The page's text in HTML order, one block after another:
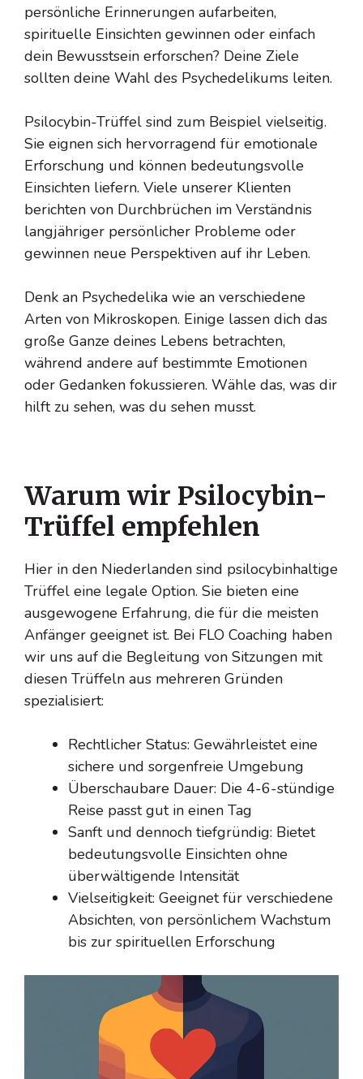
persönliche Erinnerungen aufarbeiten,
spirituelle Einsichten gewinnen oder einfach
dein Bewusstsein erforschen? Deine Ziele
sollten deine Wahl des Psychedelikums leiten.
Psilocybin-Trüffel sind zum Beispiel vielseitig.
Sie eignen sich hervorragend für emotionale
Erforschung und können bedeutungsvolle
Einsichten liefern. Viele unserer Klienten
berichten von Durchbrüchen im Verständnis
langjähriger persönlicher Probleme oder
gewinnen neue Perspektiven auf ihr Leben.
Denk an Psychedelika wie an verschiedene
Arten von Mikroskopen. Einige lassen dich das
große Ganze deines Lebens betrachten,
während andere auf bestimmte Emotionen
oder Gedanken fokussieren. Wähle das, was dir
hilft zu sehen, was du sehen musst.
Warum wir Psilocybin-
Trüffel empfehlen
Hier in den Niederlanden sind psilocybinhaltige
Trüffel eine legale Option. Sie bieten eine
ausgewogene Erfahrung, die für die meisten
Anfänger geeignet ist. Bei FLO Coaching haben
wir uns auf die Begleitung von Sitzungen mit
diesen Trüffeln aus mehreren Gründen
spezialisiert:
Rechtlicher Status: Gewährleistet eine
sichere und sorgenfreie Umgebung
Überschaubare Dauer: Die 4-6-stündige
Reise passt gut in einen Tag
Sanft und dennoch tiefgründig: Bietet
bedeutungsvolle Einsichten ohne
überwältigende Intensität
Vielseitigkeit: Geeignet für verschiedene
Absichten, von persönlichem Wachstum
bis zur spirituellen Erforschung